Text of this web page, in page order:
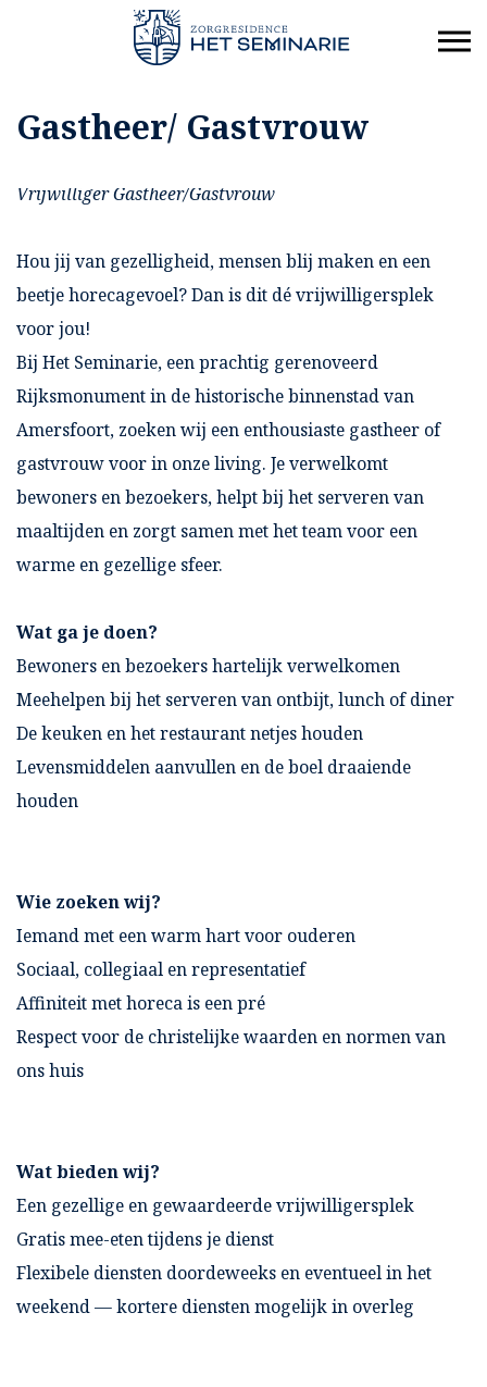
Gastheer/ Gastvrouw
Vrijwilliger Gastheer/Gastvrouw
Hou jij van gezelligheid, mensen blij maken en een
beetje horecagevoel? Dan is dit dé vrijwilligersplek
voor jou!
Bij Het Seminarie, een prachtig gerenoveerd
Rijksmonument in de historische binnenstad van
Amersfoort, zoeken wij een enthousiaste gastheer of
gastvrouw voor in onze living. Je verwelkomt
bewoners en bezoekers, helpt bij het serveren van
maaltijden en zorgt samen met het team voor een
warme en gezellige sfeer.
Wat ga je doen?
Bewoners en bezoekers hartelijk verwelkomen
Meehelpen bij het serveren van ontbijt, lunch of diner
De keuken en het restaurant netjes houden
Levensmiddelen aanvullen en de boel draaiende
houden
Wie zoeken wij?
Iemand met een warm hart voor ouderen
Sociaal, collegiaal en representatief
Affiniteit met horeca is een pré
Respect voor de christelijke waarden en normen van
ons huis
Wat bieden wij?
Een gezellige en gewaardeerde vrijwilligersplek
Gratis mee-eten tijdens je dienst
Flexibele diensten doordeweeks en eventueel in het
weekend — kortere diensten mogelijk in overleg